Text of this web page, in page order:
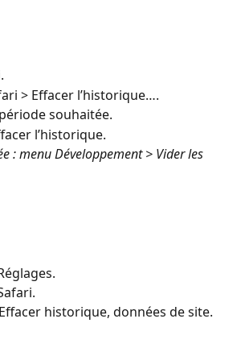
> Effacer l’historique….
souhaitée.
l’historique.
: menu Développement > Vider les
historique, données de site.